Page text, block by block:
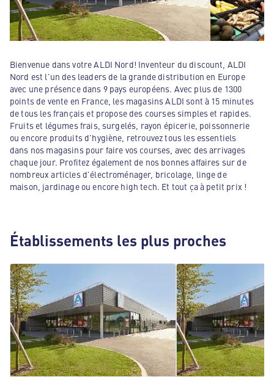
Bienvenue dans votre ALDI Nord! Inventeur du discount, ALDI
Nord est l'un des leaders de la grande distribution en Europe
avec une présence dans 9 pays européens. Avec plus de 1300
points de vente en France, les magasins ALDI sont à 15 minutes
de tous les français et propose des courses simples et rapides.
Fruits et légumes frais, surgelés, rayon épicerie, poissonnerie
ou encore produits d'hygiène, retrouvez tous les essentiels
dans nos magasins pour faire vos courses, avec des arrivages
chaque jour. Profitez également de nos bonnes affaires sur de
nombreux articles d'électroménager, bricolage, linge de
maison, jardinage ou encore high tech. Et tout ça à petit prix !
Établissements les plus proches